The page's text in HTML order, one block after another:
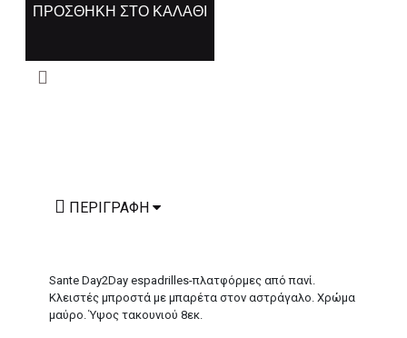
ΠΡΟΣΘΉΚΗ ΣΤΟ ΚΑΛΆΘΙ
ΠΕΡΙΓΡΑΦΉ
Sante Day2Day espadrilles-πλατφόρμες από πανί.
Κλειστές μπροστά με μπαρέτα στον αστράγαλο. Χρώμα
μαύρο. Ύψος τακουνιού 8εκ.